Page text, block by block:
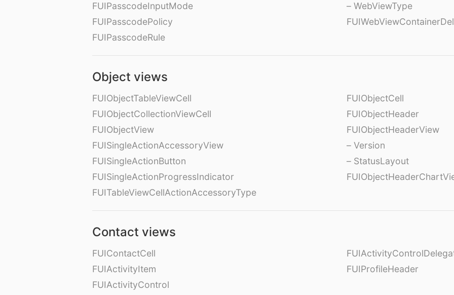
FUIPasscodeInputMode
FUIPasscodePolicy
FUIPasscodeRule
– WebViewType
Object views
FUIObjectTableViewCell
FUIObjectCollectionViewCell
FUIObjectView
FUISingleActionAccessoryView
FUISingleActionButton
FUISingleActionProgressIndicator
FUITableViewCellActionAccessoryType
FUIObjectCell
FUIObjectHeader
FUIObjectHeaderView
– Version
– StatusLayout
Contact views
FUIContactCell
FUIActivityItem
FUIActivityControl
FUIProfileHeader